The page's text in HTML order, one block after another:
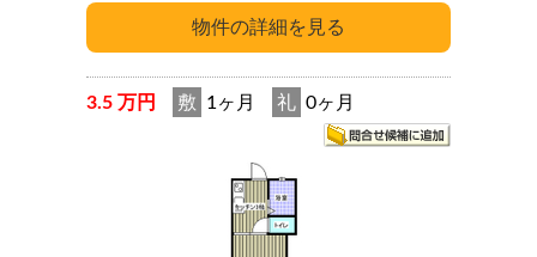
3.5 万円 敷 1ヶ月 礼 0ヶ月